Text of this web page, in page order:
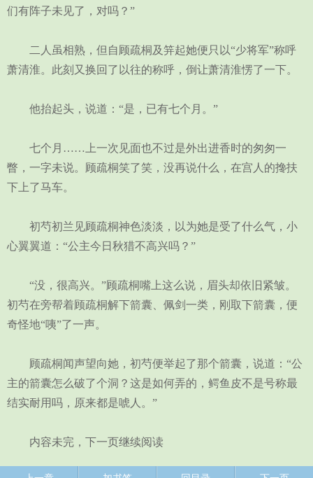
们有阵子未见了，对吗？”
二人虽相熟，但自顾疏桐及笄起她便只以“少将军”称呼
萧清淮。此刻又换回了以往的称呼，倒让萧清淮愣了一下。
他抬起头，说道：“是，已有七个月。”
七个月……上一次见面也不过是外出进香时的匆匆一
瞥，一字未说。顾疏桐笑了笑，没再说什么，在宫人的搀扶
下上了马车。
初芍初兰见顾疏桐神色淡淡，以为她是受了什么气，小
心翼翼道：“公主今日秋猎不高兴吗？”
“没，很高兴。”顾疏桐嘴上这么说，眉头却依旧紧皱。
初芍在旁帮着顾疏桐解下箭囊、佩剑一类，刚取下箭囊，便
奇怪地“咦”了一声。
顾疏桐闻声望向她，初芍便举起了那个箭囊，说道：“公
主的箭囊怎么破了个洞？这是如何弄的，鳄鱼皮不是号称最
结实耐用吗，原来都是唬人。”
内容未完，下一页继续阅读